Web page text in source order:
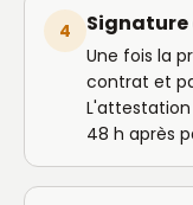
4
Une fois la
contrat et
48 h après